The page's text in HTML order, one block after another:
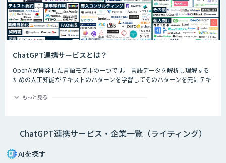
ChatGPT連携サービスとは？
OpenAIが開発した言語モデルの一つです。 言語データを解析し理解する
ための人工知能がテキストのパターンを学習してそのパターンを元にテキ
ChatGPTの最大の特徴として、人間との自然な対話を模倣することがで
もっと見る
ChatGPT連携サービス・企業一覧（ライティング）
AIを探す